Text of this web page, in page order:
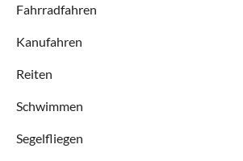
Fahrradfahren
Kanufahren
Reiten
Schwimmen
Segelfliegen